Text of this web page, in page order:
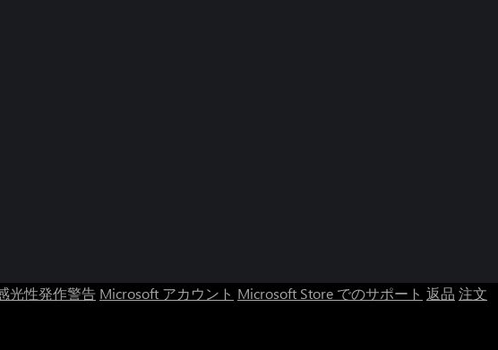
光性発作警告 Microsoft アカウント Microsoft Store でのサポート 返品 注文